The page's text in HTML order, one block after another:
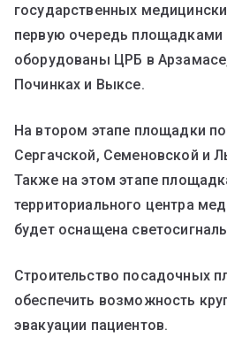
государственных
первую очередь площадками
оборудованы ЦРБ в
Починках и Выксе.
На втором этапе площадки
Сергачской, Семеновской и
Также на этом этапе
территориального центра
будет оснащена
Строительство посадочных
обеспечить возможность
эвакуации пациентов.